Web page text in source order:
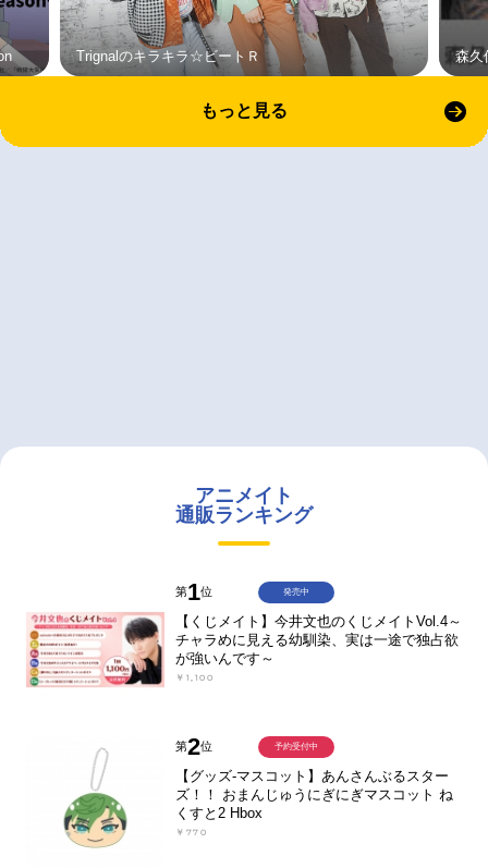
Trignalのキラキラ☆ビートＲ 森久
もっと見る
アニメイト
通販ランキング
第1位
【くじメイト】今井文也のくじメイトVol.4～
チャラめに見える幼馴染、実は一途で独占欲
が強いんです～
￥1,100
発売中
第2位
【グッズ-マスコット】あんさんぶるスター
ズ！！ おまんじゅうにぎにぎマスコット ね
くすと2 Hbox
￥770
予約受付中